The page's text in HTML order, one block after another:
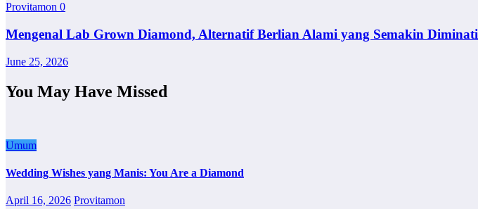
Provitamon 0
Mengenal Lab Grown Diamond, Alternatif Berlian Alami yang Semakin Diminati
June 25, 2026
You May Have Missed
Umum
Wedding Wishes yang Manis: You Are a Diamond
April 16, 2026 Provitamon